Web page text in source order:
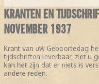
KRANTEN EN
NOVEMBER 1937
Krant van uw Geboortedag
tijdschriften leverbaar, ziet u
kan het zijn dat er niets is
andere reden.